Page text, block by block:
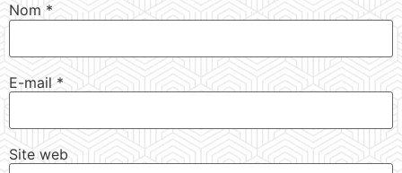
Nom*
E-mail *
Site web